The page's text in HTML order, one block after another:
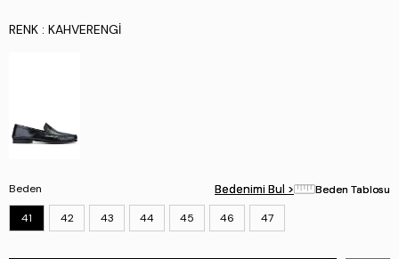
RENK : KAHVERENGI
Beden
41 42 43 44 45 46 47
Bedenimi Bul > Beden Tablosu
Bedenimi Bul > Beden Tablosu